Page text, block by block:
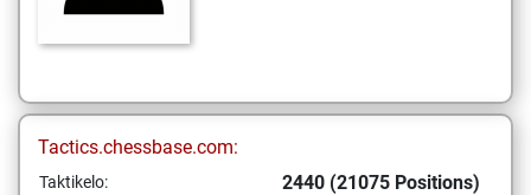
Tactics.chessbase.com:
Taktikelo: 2440 (21075 Positions)